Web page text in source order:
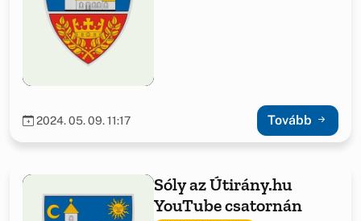
2024. 05. 09. 11:17 Tovább
Sóly az Útirány.hu
YouTube csatornán